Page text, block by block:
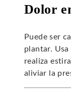
Dolor
Puede ser
plantar.
realiza
aliviar la